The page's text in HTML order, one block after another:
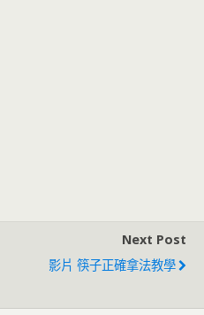
Next Post
影片 筷子正確拿法教學